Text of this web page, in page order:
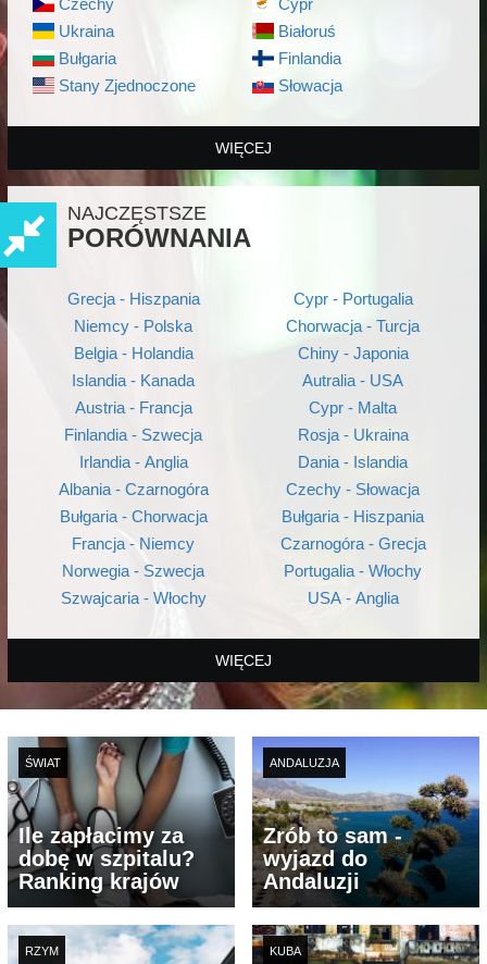
Czechy
Ukraina
Bułgaria
Stany Zjednoczone
Cypr
Białoruś
Finlandia
Słowacja
WIĘCEJ
NAJCZĘSTSZE
PORÓWNANIA
Grecja - Hiszpania
Niemcy - Polska
Belgia - Holandia
Islandia - Kanada
Austria - Francja
Finlandia - Szwecja
Irlandia - Anglia
Albania - Czarnogóra
Bułgaria - Chorwacja
Francja - Niemcy
Norwegia - Szwecja
Szwajcaria - Włochy
Cypr - Portugalia
Chorwacja - Turcja
Chiny - Japonia
Autralia - USA
Cypr - Malta
Rosja - Ukraina
Dania - Islandia
Czechy - Słowacja
Bułgaria - Hiszpania
Czarnogóra - Grecja
Portugalia - Włochy
USA - Anglia
WIĘCEJ
ŚWIAT
Ile zapłacimy za
dobę w szpitalu?
Ranking krajów
ANDALUZJA
Zrób to sam -
wyjazd do
Andaluzji
RZYM KUBA